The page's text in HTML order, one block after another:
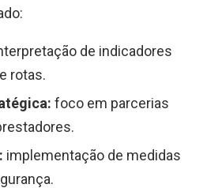
de indicadores
rotas.
foco em parcerias
implementação de medidas